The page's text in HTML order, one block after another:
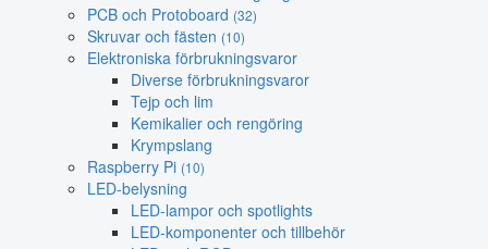
PCB och Protoboard (32)
Skruvar och fästen (10)
Elektroniska förbrukningsvaror
Diverse förbrukningsvaror
Tejp och lim
Kemikalier och rengöring
Krympslang
Raspberry Pi (10)
LED-belysning
LED-lampor och spotlights
LED-komponenter och tillbehör